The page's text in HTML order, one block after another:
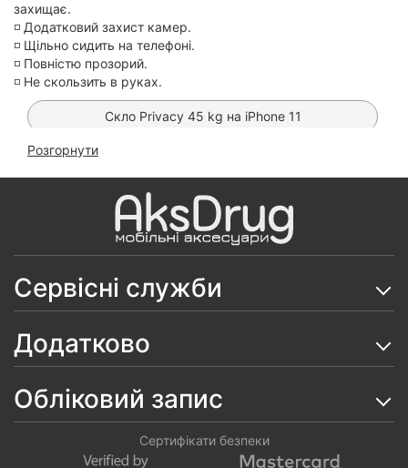
захищає.
◽️ Додатковий захист камер.
◽️ Щільно сидить на телефоні.
◽️ Повністю прозорий.
◽️ Не скользить в руках.
Скло Privacy 45 kg на iPhone 11
Чохол Space MagSafe на iPhone 11
Чохол Carbon PC на iPhone 11
Чохол Clear Metal MagSafe на iPhone 11
Чохол Space Camera на iPhone 11
Чохол Protective Ring на iPhone 11
Скло OG на iPhone 11
Розгорнути
Сервісні служби
Додатково
Обліковий запис
Сертифікати безпеки